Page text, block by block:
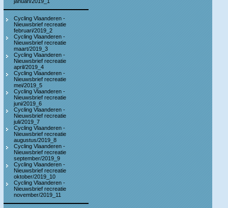
Cycling Vlaanderen -
Nieuwsbrief recreatie
februari/2019_2
Cycling Vlaanderen -
Nieuwsbrief recreatie
maart/2019_3
Cycling Vlaanderen -
Nieuwsbrief recreatie
april/2019_4
Cycling Vlaanderen -
Nieuwsbrief recreatie
mei/2019_5
Cycling Vlaanderen -
Nieuwsbrief recreatie
juni/2019_6
Cycling Vlaanderen -
Nieuwsbrief recreatie
juli/2019_7
Cycling Vlaanderen -
Nieuwsbrief recreatie
augustus/2019_8
Cycling Vlaanderen -
Nieuwsbrief recreatie
september/2019_9
Cycling Vlaanderen -
Nieuwsbrief recreatie
oktober/2019_10
Cycling Vlaanderen -
Nieuwsbrief recreatie
november/2019_11